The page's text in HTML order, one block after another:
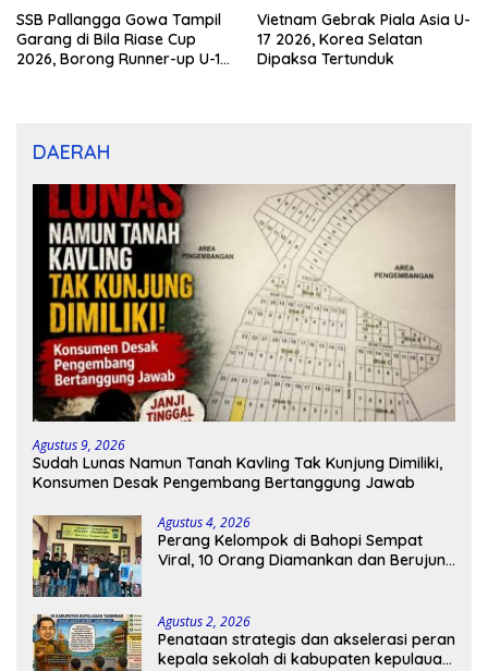
SSB Pallangga Gowa Tampil
Garang di Bila Riase Cup
2026, Borong Runner-up U-10
Vietnam Gebrak Piala Asia U-
17 2026, Korea Selatan
Dipaksa Tertunduk
DAERAH
Agustus 9, 2026
Sudah Lunas Namun Tanah Kavling Tak Kunjung Dimiliki,
Konsumen Desak Pengembang Bertanggung Jawab
Agustus 4, 2026
Perang Kelompok di Bahopi Sempat
Viral, 10 Orang Diamankan dan Berujung
Agustus 2, 2026
Penataan strategis dan akselerasi peran
kepala sekolah di kabupaten kepulauan